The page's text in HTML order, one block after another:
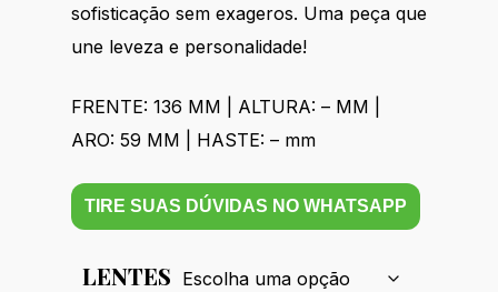
sofisticação sem exageros. Uma peça que
une leveza e personalidade!
FRENTE: 136 MM | ALTURA: – MM |
ARO: 59 MM | HASTE: – mm
TIRE SUAS DÚVIDAS NO WHATSAPP
LENTES